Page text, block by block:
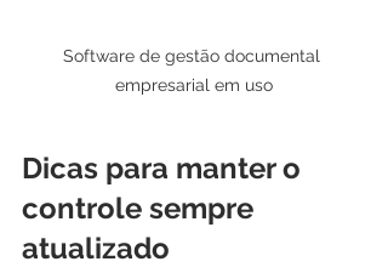
Software de gestão documental
empresarial em uso
Dicas para manter o
controle sempre
atualizado